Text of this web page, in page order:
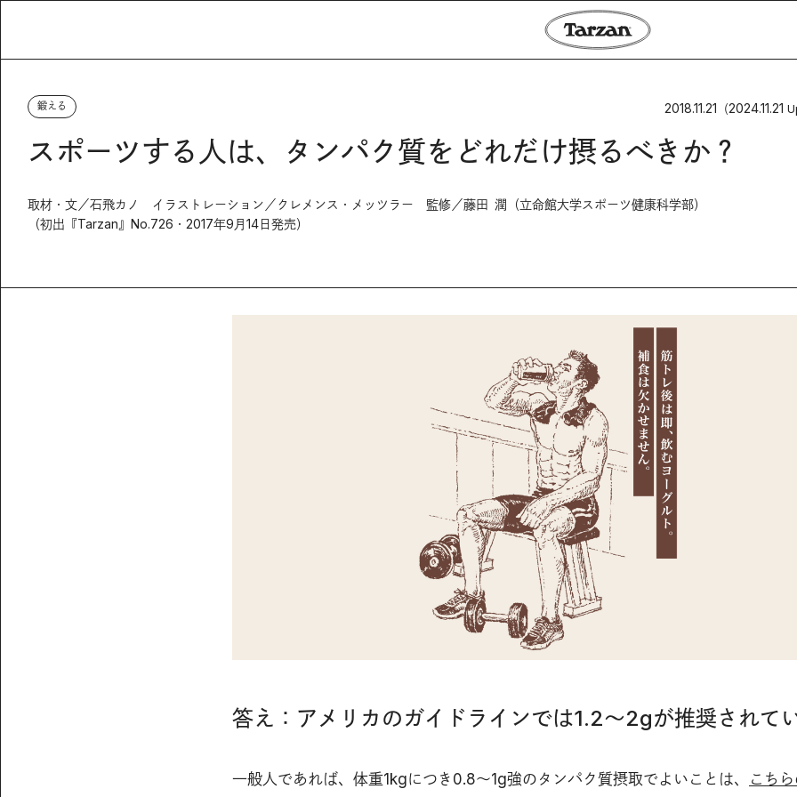
鍛える 2018.11.21 （2024.11.21
スポーツする人は、タンパク質をどれだけ摂るべきか？
取材・文／石飛カノ イラストレーション／クレメンス・メッツラー 監修／藤田 潤（立命館大学スポーツ健康科学部）
（初出『Tarzan』No.726・2017年9月14日発売）
答え：アメリカのガイドラインでは1.2〜2gが推奨されて
一般人であれば、体重1kgにつき0.8〜1g強のタンパク質摂取でよいことは、
こち